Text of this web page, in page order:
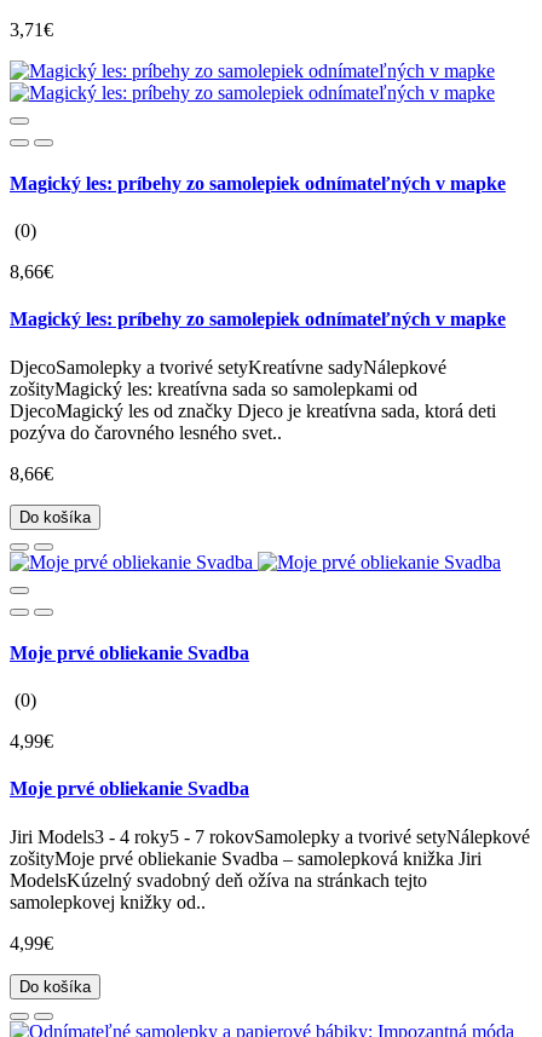
3,71€
Magický les: príbehy zo samolepiek odnímateľných v mapke
(0)
8,66€
Magický les: príbehy zo samolepiek odnímateľných v mapke
DjecoSamolepky a tvorivé setyKreatívne sadyNálepkové
zošityMagický les: kreatívna sada so samolepkami od
DjecoMagický les od značky Djeco je kreatívna sada, ktorá deti
pozýva do čarovného lesného svet..
8,66€
Do košíka
Moje prvé obliekanie Svadba
(0)
4,99€
Moje prvé obliekanie Svadba
Jiri Models3 - 4 roky5 - 7 rokovSamolepky a tvorivé setyNálepkové
zošityMoje prvé obliekanie Svadba – samolepková knižka Jiri
ModelsKúzelný svadobný deň ožíva na stránkach tejto
samolepkovej knižky od..
4,99€
Do košíka